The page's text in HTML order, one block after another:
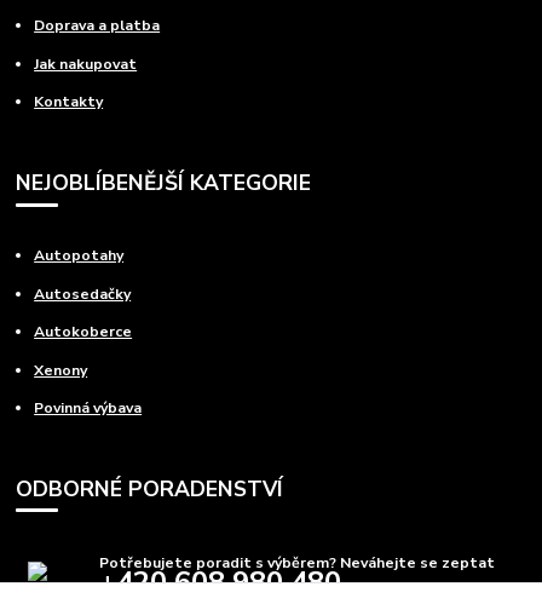
Doprava a platba
Jak nakupovat
Kontakty
NEJOBLÍBENĚJŠÍ KATEGORIE
Autopotahy
Autosedačky
Autokoberce
Xenony
Povinná výbava
ODBORNÉ PORADENSTVÍ
Potřebujete poradit s výběrem? Neváhejte se zeptat
+420 608 980 480